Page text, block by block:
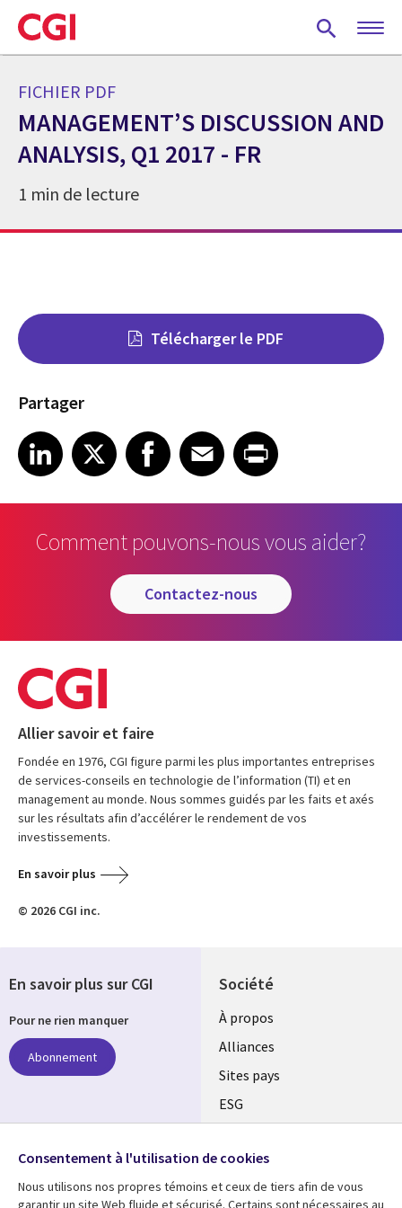
Skip
to
main
FICHIER PDF
MANAGEMENT’S DISCUSSION AND
ANALYSIS, Q1 2017 - FR
1 min de lecture
Télécharger le PDF
Partager
Share on LinkedIn
LinkedIn
Share on X Share on Facebook
Facebook
Share on EmailEmailShare on Print
Comment pouvons-nous vous aider?
contactez-nous
Allier savoir et faire
Fondée en 1976, CGI figure parmi les plus importantes entreprises
de services-conseils en technologie de l’information (TI) et en
management au monde. Nous sommes guidés par les faits et axés
sur les résultats afin d’accélérer le rendement de vos
investissements.
En savoir plus
© 2026 CGI inc.
Société
À propos
Alliances
Sites pays
ESG
Fusions
Salle de presse
En savoir plus sur CGI
Pour ne rien manquer
Abonnement
Suivez-nous
Social
Consentement à l'utilisation de cookies
Nous utilisons nos propres témoins et ceux de tiers afin de vous
garantir un site Web fluide et sécurisé. Certains sont nécessaires au